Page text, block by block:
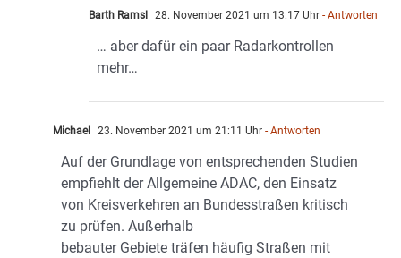
Barth Ramsl 28. November 2021 um 13:17 Uhr - Antworten
… aber dafür ein paar Radarkontrollen
mehr…
Michael 23. November 2021 um 21:11 Uhr - Antworten
Auf der Grundlage von entsprechenden Studien
empfiehlt der Allgemeine ADAC, den Einsatz
von Kreisverkehren an Bundesstraßen kritisch
zu prüfen. Außerhalb
bebauter Gebiete träfen häufig Straßen mit